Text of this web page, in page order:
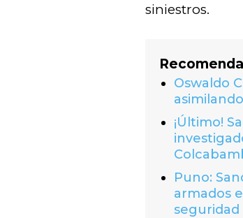
siniestros.
Oswaldo
¡Último!
Puno:
armados
seguridad